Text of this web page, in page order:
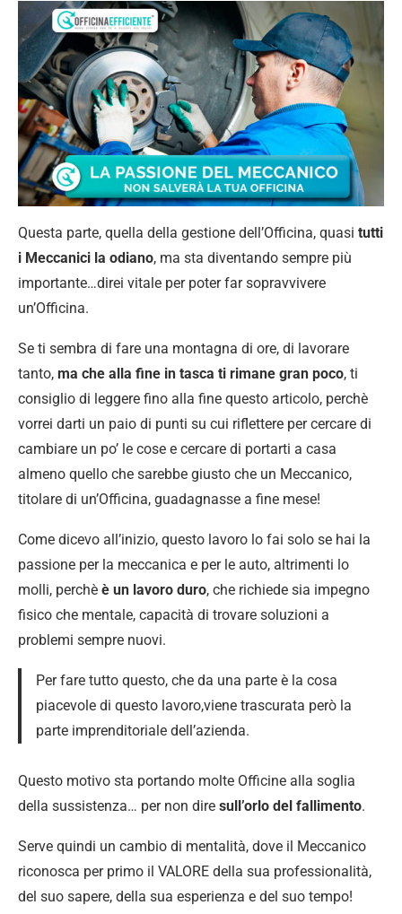
Questa parte, quella della gestione dell’Officina, quasi tutti
i Meccanici la odiano, ma sta diventando sempre più
importante…direi vitale per poter far sopravvivere
un’Officina.
Se ti sembra di fare una montagna di ore, di lavorare
tanto, ma che alla fine in tasca ti rimane gran poco, ti
consiglio di leggere fino alla fine questo articolo, perchè
vorrei darti un paio di punti su cui riflettere per cercare di
cambiare un po’ le cose e cercare di portarti a casa
almeno quello che sarebbe giusto che un Meccanico,
titolare di un’Officina, guadagnasse a fine mese!
Come dicevo all’inizio, questo lavoro lo fai solo se hai la
passione per la meccanica e per le auto, altrimenti lo
molli, perchè è un lavoro duro, che richiede sia impegno
fisico che mentale, capacità di trovare soluzioni a
problemi sempre nuovi.
Per fare tutto questo, che da una parte è la cosa
piacevole di questo lavoro,viene trascurata però la
parte imprenditoriale dell’azienda.
Questo motivo sta portando molte Officine alla soglia
della sussistenza… per non dire sull’orlo del fallimento.
Serve quindi un cambio di mentalità, dove il Meccanico
riconosca per primo il VALORE della sua professionalità,
del suo sapere, della sua esperienza e del suo tempo!